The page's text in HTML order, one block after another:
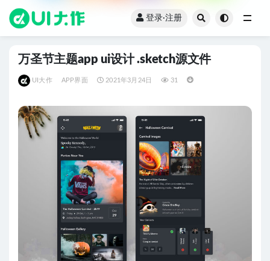
登录·注册
万圣节主题app ui设计 .sketch源文件
UI大作 APP界面 2021年3月24日 31